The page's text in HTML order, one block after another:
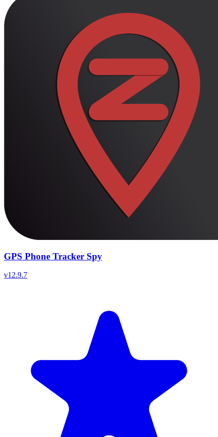
GPS Phone Tracker Spy
v12.9.7